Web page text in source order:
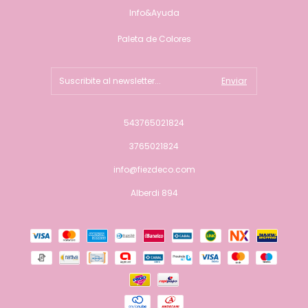
Info&Ayuda
Paleta de Colores
543765021824
3765021824
info@fiezdeco.com
Alberdi 894